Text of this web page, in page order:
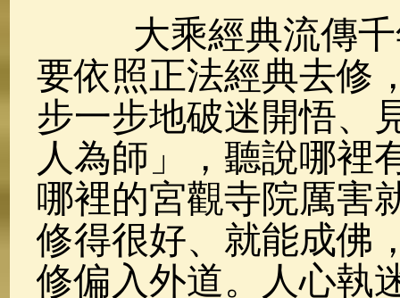
大乘經典流傳千
要依照正法經典去修
步一步地破迷開悟、
人為師」，聽說哪裡
哪裡的宮觀寺院厲害
修得很好、就能成佛
修偏入外道。人心執